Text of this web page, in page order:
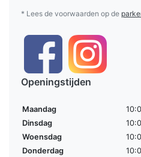
* Lees de voorwaarden op de
Openingstijden
Maandag
Dinsdag
Woensdag
Donderdag